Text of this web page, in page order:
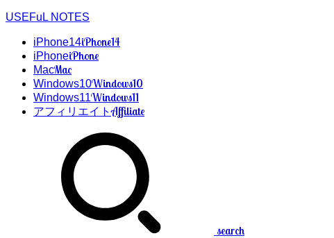
USEFuL NOTES
iPhone14iPhone14
iPhoneiPhone
MacMac
Windows10Windows10
Windows11Windows11
アフィリエイトAffiliate
search